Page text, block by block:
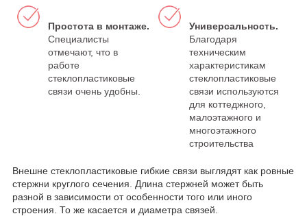
Простота в монтаже.
Специалисты
отмечают, что в
работе
стеклопластиковые
связи очень удобны.
Универсальность.
Благодаря
техническим
характеристикам
стеклопластиковые
связи используются
для коттеджного,
малоэтажного и
многоэтажного
строительства
Внешне стеклопластиковые гибкие связи выглядят как ровные
стержни круглого сечения. Длина стержней может быть
разной в зависимости от особенности того или иного
строения. То же касается и диаметра связей.